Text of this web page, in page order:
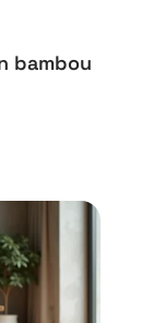
bambou